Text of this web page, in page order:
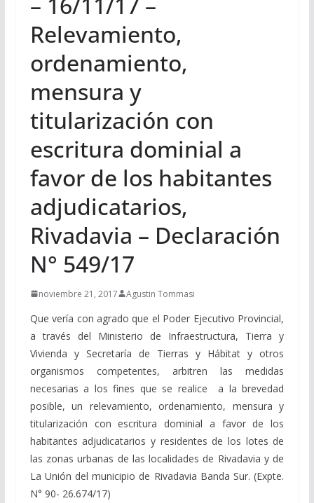
Relevamiento,
ordenamiento,
mensura y
titularización con
escritura dominial a
favor de los habitantes
adjudicatarios,
Rivadavia – Declaración
N° 549/17
noviembre 21, 2017 Agustin Tommasi
Que vería con agrado que el Poder Ejecutivo Provincial,
a través del Ministerio de Infraestructura, Tierra y
Vivienda y Secretaría de Tierras y Hábitat y otros
organismos competentes, arbitren las medidas
necesarias a los fines que se realice a la brevedad
posible, un relevamiento, ordenamiento, mensura y
titularización con escritura dominial a favor de los
habitantes adjudicatarios y residentes de los lotes de
las zonas urbanas de las localidades de Rivadavia y de
La Unión del municipio de Rivadavia Banda Sur. (Expte.
N° 90- 26.674/17)